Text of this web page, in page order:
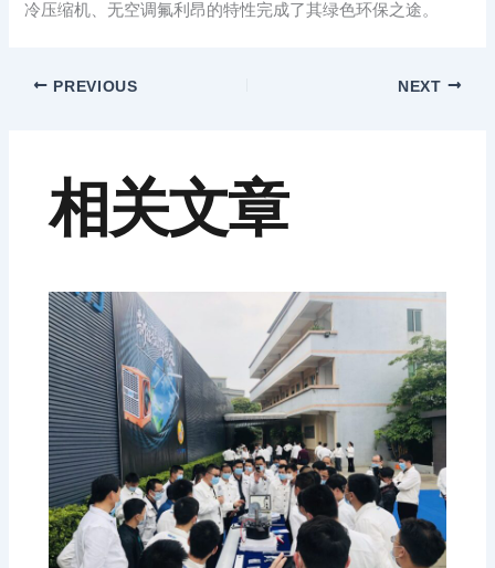
冷压缩机、无空调氟利昂的特性完成了其绿色环保之途。
PREVIOUS NEXT
相关文章